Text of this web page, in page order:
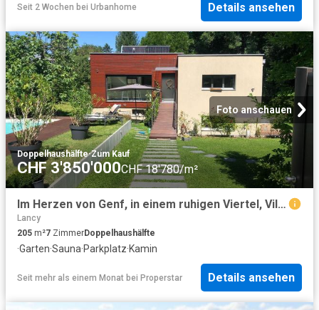
Seit 2 Wochen bei Urbanhome Details ansehen
Foto anschauen
Doppelhaushälfte·Zum Kauf
CHF 3'850'000CHF 18'780/m²
Im Herzen von Genf, in einem ruhigen Viertel, Villa 7 Zimmern zu verkaufen. Grundstück 1416 m2
Lancy
205 m²7 ZimmerDoppelhaushälfte
·Garten·Sauna·Parkplatz·Kamin
Seit mehr als einem Monat bei Properstar Details ansehen